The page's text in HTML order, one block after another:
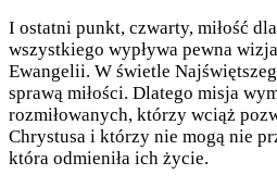
I ostatni punkt, czwarty, miłość
wszystkiego wypływa pewna
Ewangelii. W świetle
sprawą miłości. Dlatego misja
rozmiłowanych, którzy wciąż
Chrystusa i którzy nie mogą nie
która odmieniła ich życie.